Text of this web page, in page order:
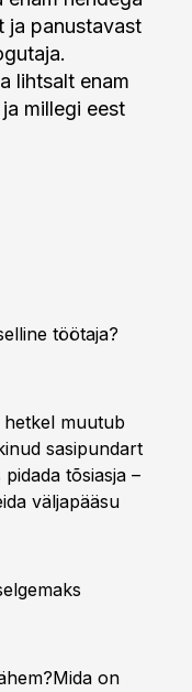
ja panustavast
lihtsalt enam
millegi eest
töötaja?
hetkel muutub
sasipundart
tõsiasja –
väljapääsu
on